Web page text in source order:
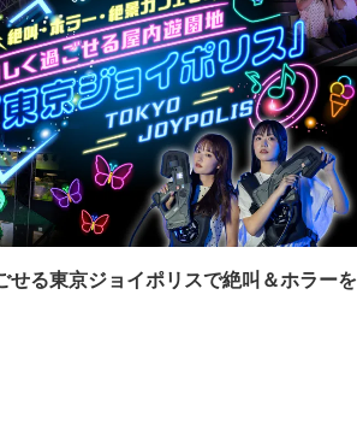
せる東京ジョイポリスで絶叫＆ホラーを